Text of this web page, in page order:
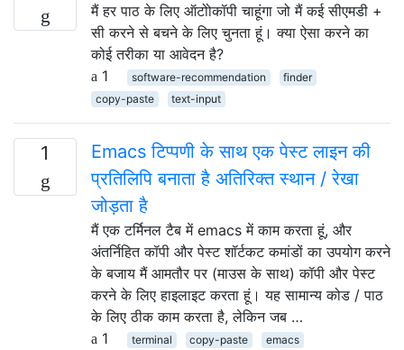
मैं हर पाठ के लिए ऑटोोकॉपी चाहूंगा जो मैं कई सीएमडी +
सी करने से बचने के लिए चुनता हूं। क्या ऐसा करने का
कोई तरीका या आवेदन है?
1
software-recommendation
finder
copy-paste
text-input
1
Emacs टिप्पणी के साथ एक पेस्ट लाइन की
प्रतिलिपि बनाता है अतिरिक्त स्थान / रेखा
जोड़ता है
मैं एक टर्मिनल टैब में emacs में काम करता हूं, और
अंतर्निहित कॉपी और पेस्ट शॉर्टकट कमांडों का उपयोग करने
के बजाय मैं आमतौर पर (माउस के साथ) कॉपी और पेस्ट
करने के लिए हाइलाइट करता हूं। यह सामान्य कोड / पाठ
के लिए ठीक काम करता है, लेकिन जब …
1
terminal copy-paste emacs